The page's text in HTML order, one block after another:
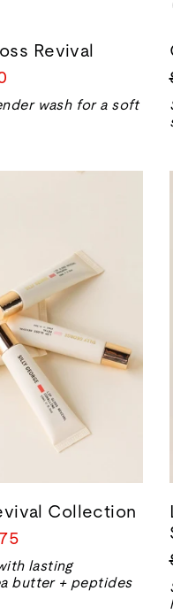
Revival
wash for a soft
Collection
lasting
butter + peptides